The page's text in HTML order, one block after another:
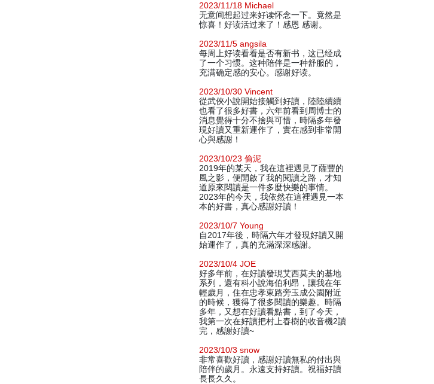
2023/11/18 Michael
无意间想起过来好读怀念一下。竟然是
惊喜！好读活过来了！感恩 感谢。
2023/11/5 angsila
每周上好读看看是否有新书，这已经成
了一个习惯。这种陪伴是一种舒服的，
充满确定感的安心。感谢好读。
2023/10/30 Vincent
從武俠小說開始接觸到好讀，陸陸續續
也看了很多好書，六年前看到周博士的
消息覺得十分不捨與可惜，時隔多年發
現好讀又重新運作了，實在感到非常開
心與感謝！
2023/10/23 偷泥
2019年的某天，我在這裡遇見了薩豐的
風之影，便開啟了我的閱讀之路，才知
道原來閱讀是一件多麼快樂的事情。
2023年的今天，我依然在這裡遇見一本
本的好書，真心感謝好讀！
2023/10/7 Young
自2017年後，時隔六年才發現好讀又開
始運作了，真的充滿深深感謝。
2023/10/4 JOE
好多年前，在好讀發現艾西莫夫的基地
系列，還有科小說海伯利昂，讓我在年
輕歲月，住在忠孝東路旁玉成公園附近
的時候，獲得了很多閱讀的樂趣。時隔
多年，又想在好讀看點書，到了今天，
我第一次在好讀把村上春樹的收音機2讀
完，感謝好讀~
2023/10/3 snow
非常喜歡好讀，感謝好讀無私的付出與
陪伴的歲月。永遠支持好讀。祝福好讀
長長久久。